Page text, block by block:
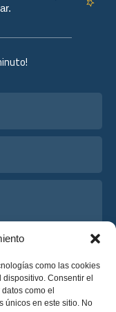
como las cookies
Consentir el
como el
únicos en este sitio. No